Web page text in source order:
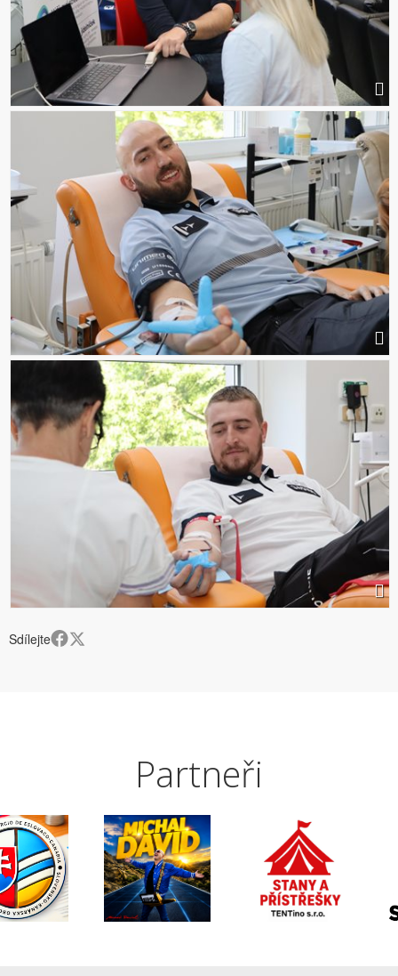
Sdílejte
Partneři